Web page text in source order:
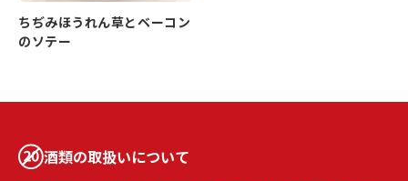
ちぢみほうれん草とベーコン
のソテー
酒類の取扱いについて